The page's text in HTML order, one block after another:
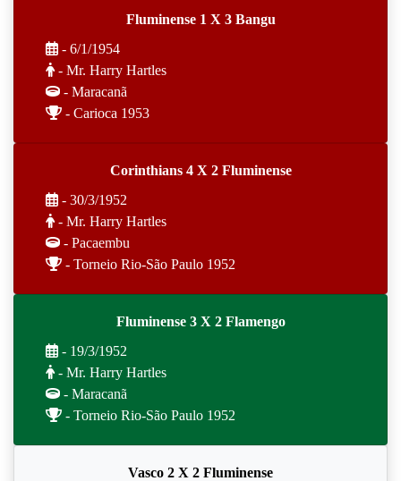
Fluminense 1 X 3 Bangu
- 6/1/1954
- Mr. Harry Hartles
- Maracanã
- Carioca 1953
Corinthians 4 X 2 Fluminense
- 30/3/1952
- Mr. Harry Hartles
- Pacaembu
- Torneio Rio-São Paulo 1952
Fluminense 3 X 2 Flamengo
- 19/3/1952
- Mr. Harry Hartles
- Maracanã
- Torneio Rio-São Paulo 1952
Vasco 2 X 2 Fluminense